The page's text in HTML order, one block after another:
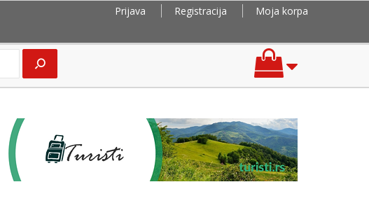
Prijava Registracija
Moja korpa